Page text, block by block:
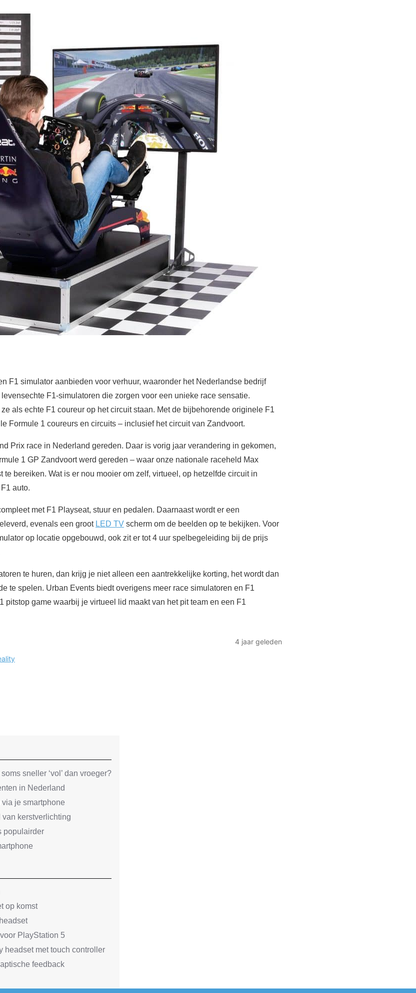
F1 simulator aanbieden voor verhuur, waaronder het Nederlandse bedrijf
F1-simulatoren die zorgen voor een unieke race sensatie.
als echte F1 coureur op het circuit staan. Met de bijbehorende originele F1
Formule 1 coureurs en circuits – inclusief het circuit van Zandvoort.
Prix race in Nederland gereden. Daar is vorig jaar verandering in gekomen,
1 GP Zandvoort werd gereden – waar onze nationale raceheld Max
te bereiken. Wat is er nou mooier om zelf, virtueel, op hetzelfde circuit in
auto.
met F1 Playseat, stuur en pedalen. Daarnaast wordt er een
evenals een groot LED TV scherm om de beelden op te bekijken. Voor
op locatie opgebouwd, ook zit er tot 4 uur spelbegeleiding bij de prijs
te huren, dan krijg je niet alleen een aantrekkelijke korting, het wordt dan
te spelen. Urban Events biedt overigens meer race simulatoren en F1
pitstop game waarbij je virtueel lid maakt van het pit team en een F1
4 jaar geleden
sneller ‘vol’ dan vroeger?
in Nederland
je smartphone
kerstverlichting
populairder
op komst
PlayStation 5
headset met touch controller
feedback